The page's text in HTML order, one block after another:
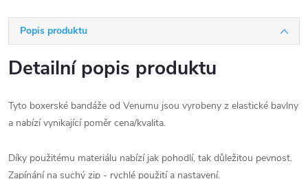
Popis produktu
Detailní popis produktu
Tyto boxerské bandáže od Venumu jsou vyrobeny z elastické bavlny
a nabízí vynikající poměr cena/kvalita.
Díky použitému materiálu nabízí jak pohodlí, tak důležitou pevnost.
Zapínání na suchý zip - rychlé použití a nastavení.